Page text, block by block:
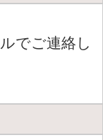
でご連絡し